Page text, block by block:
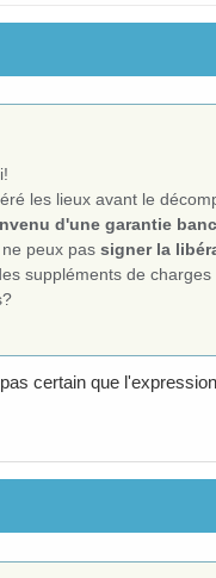
les lieux avant le
d'une garantie
ne peux passigner la
suppléments de
certain que